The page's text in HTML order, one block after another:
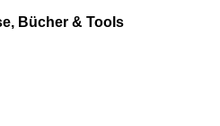
Bücher & Tools